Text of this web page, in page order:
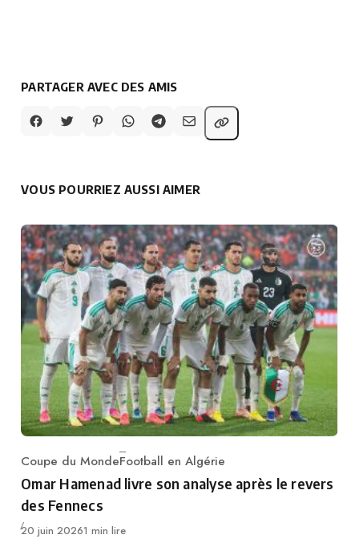
PARTAGER AVEC DES AMIS
VOUS POURRIEZ AUSSI AIMER
Category
Coupe du MondeFootball en Algérie
Omar Hamenad livre son analyse après le revers
des Fennecs
Publié
20 juin 20261 min lire